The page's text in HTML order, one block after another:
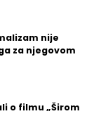
nije
za njegovom
o filmu „Širom